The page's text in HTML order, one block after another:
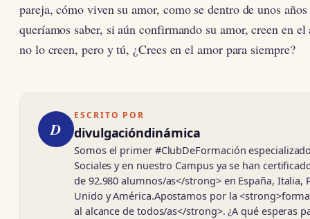
pareja, cómo viven su amor, como se dentro de unos
queríamos saber, si aún confirmando su amor, creen en
no lo creen, pero y tú, ¿Crees en el amor para siempre?
D
ESCRITO POR
divulgacióndinámica
Somos el primer #ClubDeFormación
Sociales y en nuestro Campus ya se han
de 92.980 alumnos/as</strong> en España, Italia,
Unido y América.Apostamos por la
al alcance de todos/as</strong>. ¿A qué esperas